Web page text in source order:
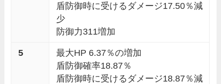
盾防御時に受けるダメージ17.50％減
少
防御力311増加
5
最大HP 6.37％の増加
盾防御確率18.87％
盾防御時に受けるダメージ18.87％減